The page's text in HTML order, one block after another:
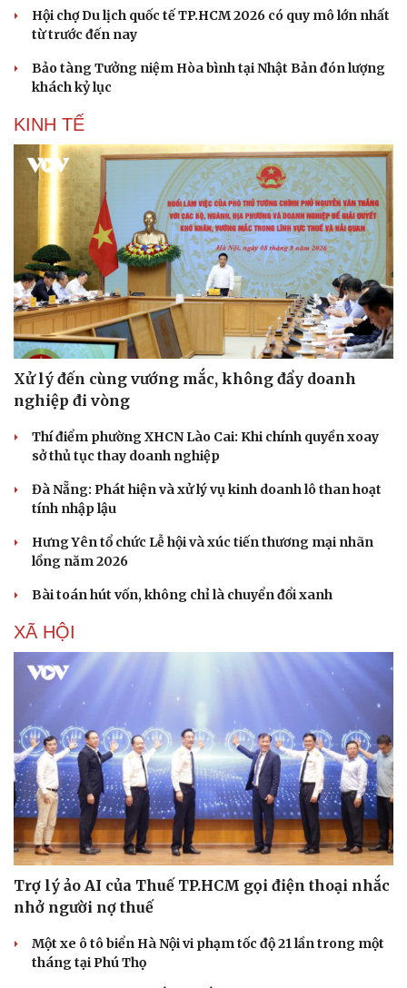
Sân khấu - Điện ảnh
Văn học
Âm nhạc
Di sản
Giải trí
Nghệ sĩ
Thời trang
Sao Việt
Hội chợ Du lịch quốc tế TP.HCM 2026 có quy mô lớn nhất
từ trước đến nay
Bảo tàng Tưởng niệm Hòa bình tại Nhật Bản đón lượng
khách kỷ lục
KINH TẾ
Xử lý đến cùng vướng mắc, không đẩy doanh
nghiệp đi vòng
Thí điểm phường XHCN Lào Cai: Khi chính quyền xoay
sở thủ tục thay doanh nghiệp
Đà Nẵng: Phát hiện và xử lý vụ kinh doanh lô than hoạt
tính nhập lậu
Hưng Yên tổ chức Lễ hội và xúc tiến thương mại nhãn
lồng năm 2026
Bài toán hút vốn, không chỉ là chuyển đổi xanh
XÃ HỘI
Trợ lý ảo AI của Thuế TP.HCM gọi điện thoại nhắc
nhở người nợ thuế
Một xe ô tô biển Hà Nội vi phạm tốc độ 21 lần trong một
tháng tại Phú Thọ